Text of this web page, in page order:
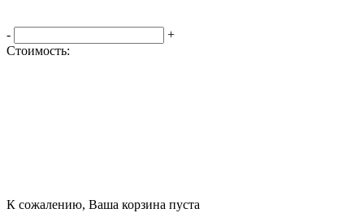
-
+
Стоимость:
К сожалению, Ваша корзина пуста